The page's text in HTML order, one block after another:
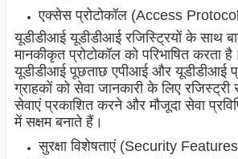
एक्सेस प्रोटोकॉल (Access
यूडीडीआई यूडीडीआई रजिस्ट्रियों के साथ
मानकीकृत प्रोटोकॉल को परिभाषित करता
यूडीडीआई पूछताछ एपीआई और यूडीडीआई
ग्राहकों को सेवा जानकारी के लिए
सेवाएं प्रकाशित करने और मौजूदा सेवा
में सक्षम बनाते हैं।
सुरक्षा विशेषताएं (Security